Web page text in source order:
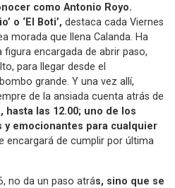
como Antonio Royo.
o ‘El Boti’, destaca cada Viernes
morada que llena Calanda. Ha
encargada de abrir paso,
para llegar desde el
grande. Y una vez allí,
de la ansiada cuenta atrás de
hasta las 12.00; uno de los
y emocionantes para cualquier
encargará de cumplir por última
no da un paso atrás, sino que se